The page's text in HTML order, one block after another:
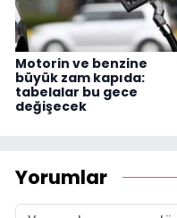
Motorin ve benzine
büyük zam kapıda:
tabelalar bu gece
değişecek
Yorumlar